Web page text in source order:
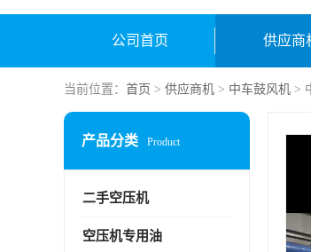
公司首页 供应商
当前位置： 首页 > 供应商机 > 中车鼓风机 >
产品分类 Product
二手空压机
空压机专用油